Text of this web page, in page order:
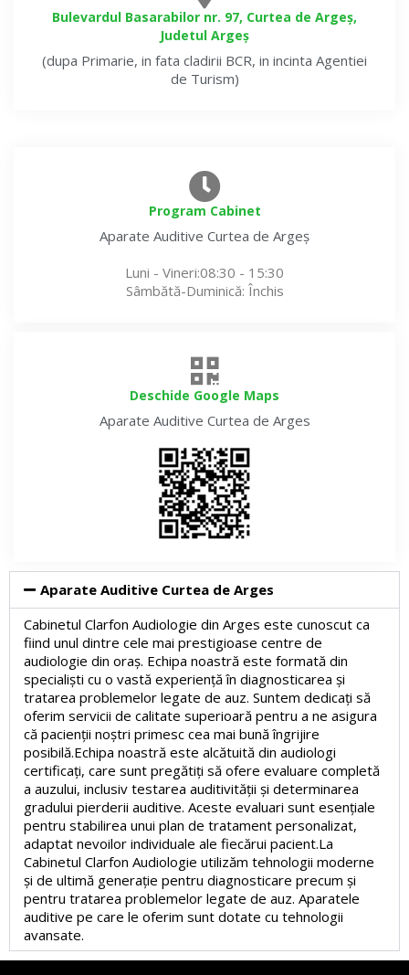
Bulevardul Basarabilor nr. 97, Curtea de Argeș,
Judetul Argeș
(dupa Primarie, in fata cladirii BCR, in incinta Agentiei
de Turism)
Program Cabinet
Aparate Auditive Curtea de Argeș
Luni - Vineri:08:30 - 15:30
Sâmbătă-Duminică: Închis
Deschide Google Maps
Aparate Auditive Curtea de Arges
Aparate Auditive Curtea de Arges
Cabinetul Clarfon Audiologie din Arges este cunoscut ca
fiind unul dintre cele mai prestigioase centre de
audiologie din oraș. Echipa noastră este formată din
specialiști cu o vastă experiență în diagnosticarea și
tratarea problemelor legate de auz. Suntem dedicați să
oferim servicii de calitate superioară pentru a ne asigura
că pacienții noștri primesc cea mai bună îngrijire
posibilă.Echipa noastră este alcătuită din audiologi
certificați, care sunt pregătiți să ofere evaluare completă
a auzului, inclusiv testarea auditivității și determinarea
gradului pierderii auditive. Aceste evaluari sunt esențiale
pentru stabilirea unui plan de tratament personalizat,
adaptat nevoilor individuale ale fiecărui pacient.La
Cabinetul Clarfon Audiologie utilizăm tehnologii moderne
și de ultimă generație pentru diagnosticare precum și
pentru tratarea problemelor legate de auz. Aparatele
auditive pe care le oferim sunt dotate cu tehnologii
avansate.